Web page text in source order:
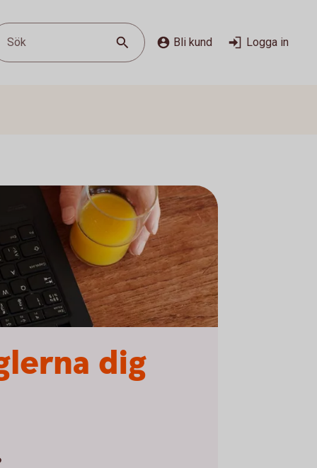
Sök Bli kund Logga in
dig